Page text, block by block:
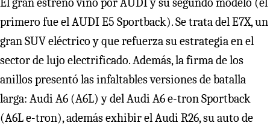
primero fue el AUDI E5 Sportback). Se trata del E7X, un
gran SUV eléctrico y que refuerza su estrategia en el
sector de lujo electrificado. Además, la firma de los
anillos presentó las infaltables versiones de batalla
larga: Audi A6 (A6L) y del Audi A6 e-tron Sportback
(A6L e-tron), además exhibir el Audi R26, su auto de